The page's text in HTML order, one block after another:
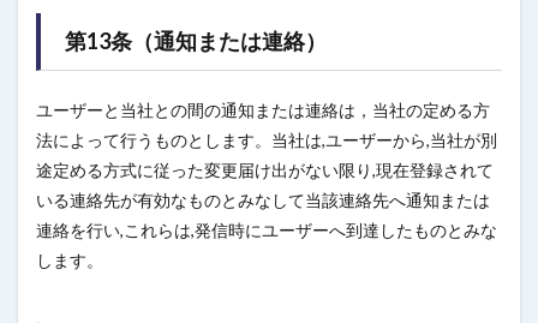
第13条（通知または連絡）
ユーザーと当社との間の通知または連絡は，当社の定める方
法によって行うものとします。当社は,ユーザーから,当社が別
途定める方式に従った変更届け出がない限り,現在登録されて
いる連絡先が有効なものとみなして当該連絡先へ通知または
連絡を行い,これらは,発信時にユーザーへ到達したものとみな
します。